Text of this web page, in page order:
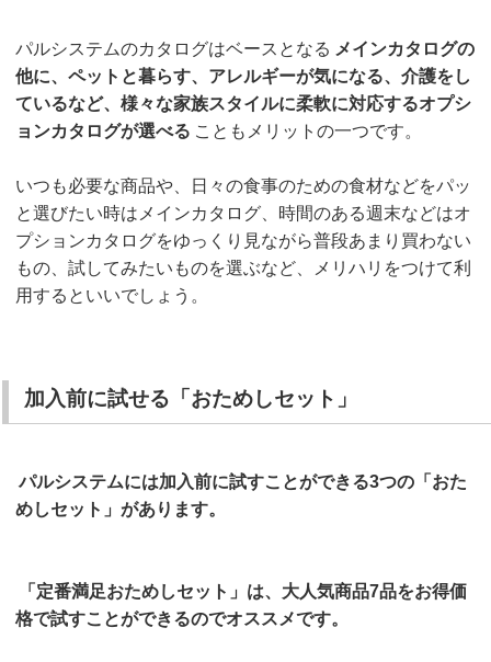
パルシステムのカタログはベースとなる メインカタログの
他に、ペットと暮らす、アレルギーが気になる、介護をし
ているなど、様々な家族スタイルに柔軟に対応するオプシ
ョンカタログが選べる こともメリットの一つです。
いつも必要な商品や、日々の食事のための食材などをパッ
と選びたい時はメインカタログ、時間のある週末などはオ
プションカタログをゆっくり見ながら普段あまり買わない
もの、試してみたいものを選ぶなど、メリハリをつけて利
用するといいでしょう。
加入前に試せる「おためしセット」
パルシステムには加入前に試すことができる3つの「おた
めしセット」があります。
「定番満足おためしセット」は、大人気商品7品をお得価
格で試すことができるのでオススメです。